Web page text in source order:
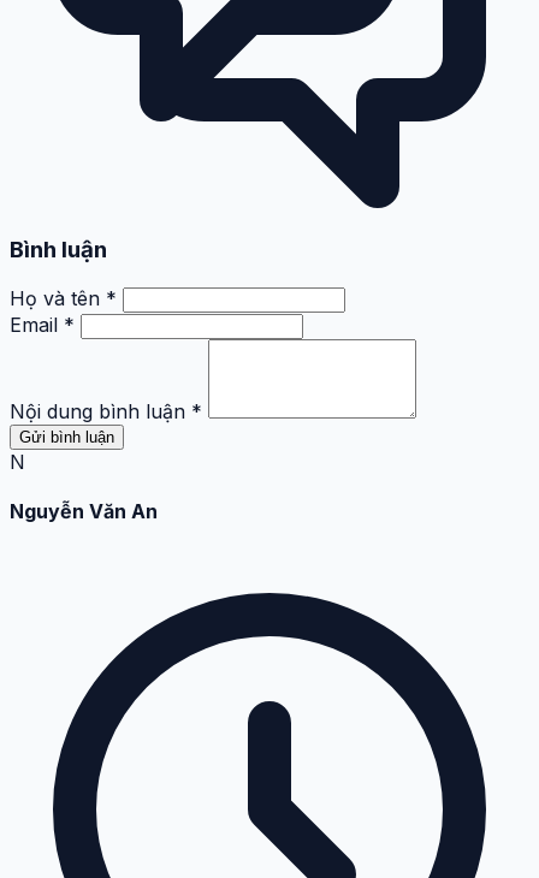
Bình luận
Họ và tên *
Email *
Nội dung bình luận *
Gửi bình luận
N
Nguyễn Văn An